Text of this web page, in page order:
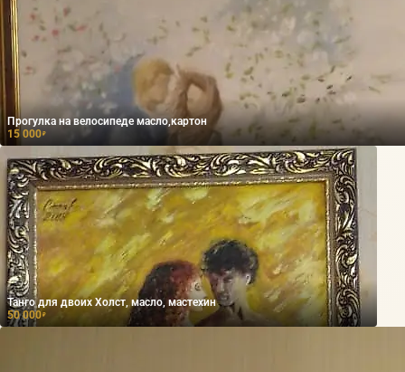
Прогулка на велосипеде масло,картон
15 000₽
Танго для двоих Холст, масло, мастехин
50 000₽